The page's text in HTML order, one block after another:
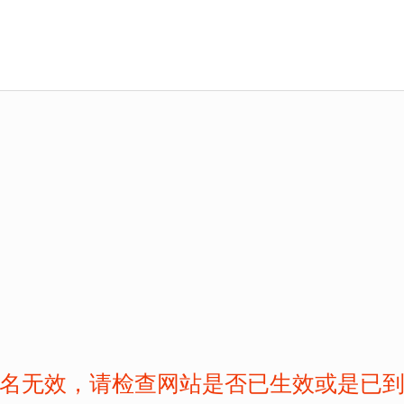
无效，请检查网站是否已生效或是已